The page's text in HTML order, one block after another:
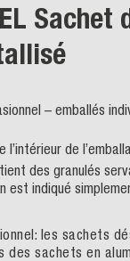
– emballés
l’intérieur de
des granulés
est indiqué
les sachets
des sachets en